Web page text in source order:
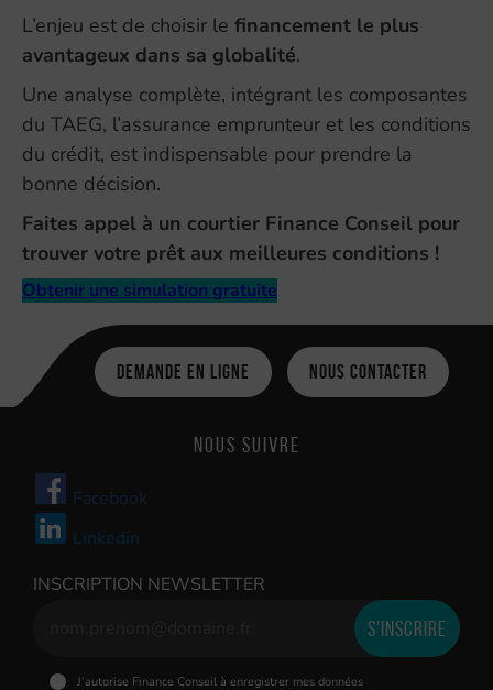
L’enjeu est de choisir le financement le plus
avantageux dans sa globalité.
Une analyse complète, intégrant les composantes
du TAEG, l’assurance emprunteur et les conditions
du crédit, est indispensable pour prendre la
bonne décision.
Faites appel à un courtier Finance Conseil pour
trouver votre prêt aux meilleures conditions !
Obtenir une simulation gratuite
Demande en ligne Nous contacter
Nous suivre
Facebook
Linkedin
INSCRIPTION NEWSLETTER
J’autorise Finance Conseil à enregistrer mes données